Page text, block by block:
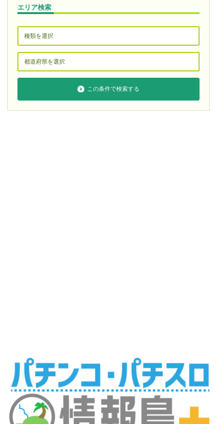
エリア検索
この条件で検索する